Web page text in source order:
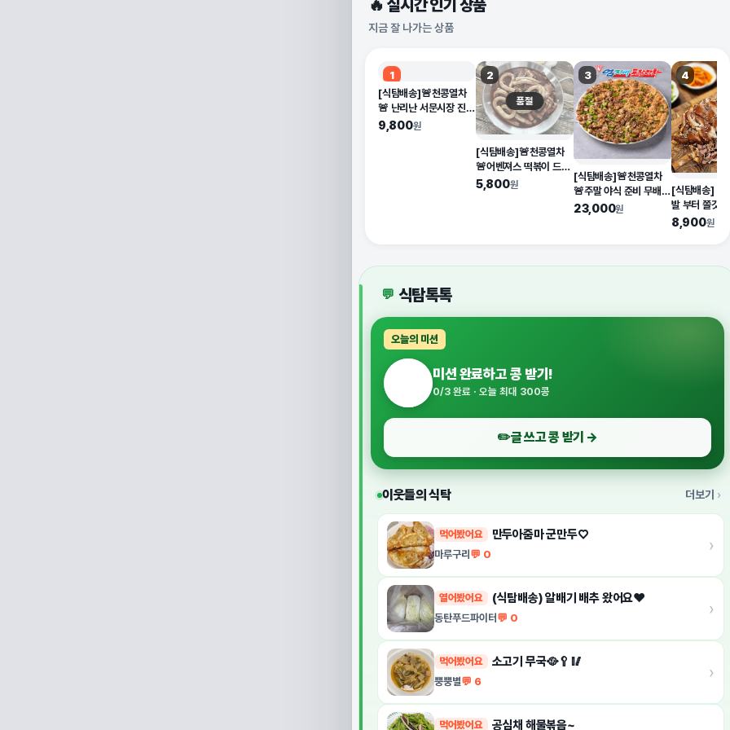
🔥 실시간 인기 상품
지금 잘 나가는 상품
1
[식탐배송]🚨천콩열차
🚨 난리난 서문시장 진짜
땅콩빵 드디어 오픈! 64
9,800원
2
품절
[식탐배송]🚨천콩열차
🚨어벤져스 떡볶이 드디
어 두달만에 오픈! 2만원
5,800원
3
[식탐배송]🚨천콩열차
🚨주말 야식 준비 무배
이벤트! 강릉 원조 맛집!
23,000원
4
[식탐배송] 진
발 부터 쫄깃 쫄
족발까지 환상
8,900원
💬 식탐톡톡
오늘의 미션
미션 완료하고 콩 받기!
0/3 완료 · 오늘 최대 300콩
✏️글 쓰고 콩 받기 →
이웃들의 식탁 더보기
먹어봤어요 만두아줌마 군만두♡
마루구리 💬 0
›
열어봤어요 (식탐배송) 알배기 배추 왔어요❤️
동탄푸드파이터 💬 0
›
먹어봤어요 소고기 무국🥘🥄🥢
뿡뿡별💬 6
›
먹어봤어요 공심채 해물볶음~